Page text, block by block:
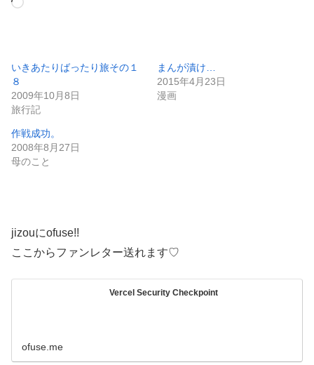
読
み
いきあたりばったり旅その１
８
2009年10月8日
旅行記
まんが漬け…
2015年4月23日
漫画
作戦成功。
2008年8月27日
母のこと
jizouにofuse!!
ここからファンレター送れます♡
Vercel Security Checkpoint
ofuse.me